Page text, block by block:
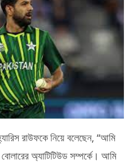
রাউফকে নিয়ে বলেছেন, “আমি
অ্যাটিটিউড সম্পর্কে। আমি